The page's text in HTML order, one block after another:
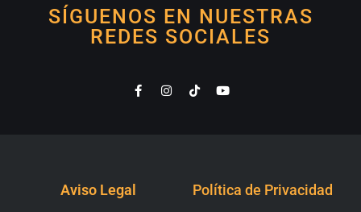
SÍGUENOS EN NUESTRAS
REDES SOCIALES
Aviso Legal Política de Privacidad